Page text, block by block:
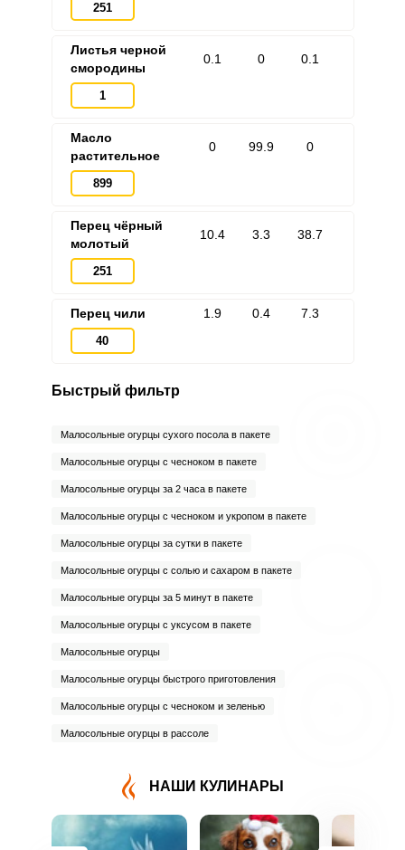
251
Листья черной
смородины
1
0.1 0 0.1
Масло
растительное
899
0 99.9 0
Перец чёрный
молотый
251
10.4 3.3 38.7
Перец чили
40
1.9 0.4 7.3
Быстрый фильтр
Малосольные огурцы сухого посола в пакете
Малосольные огурцы с чесноком в пакете
Малосольные огурцы за 2 часа в пакете
Малосольные огурцы с чесноком и укропом в пакете
Малосольные огурцы за сутки в пакете
Малосольные огурцы с солью и сахаром в пакете
Малосольные огурцы за 5 минут в пакете
Малосольные огурцы с уксусом в пакете
Малосольные огурцы
Малосольные огурцы быстрого приготовления
Малосольные огурцы с чесноком и зеленью
Малосольные огурцы в рассоле
НАШИ КУЛИНАРЫ